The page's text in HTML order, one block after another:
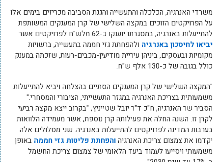
משרדי האנרגיה, הכלכלה והתעשייה והגנת הסביבה מכריזים בימים אלו
על הפרויקטים הזוכים במקצה השלישי של קרן המענקים המשותפת
להתייעלות באנרגיה, במסגרתו יוענקו כ-62 מלש"ח לפרויקטים אשר
יביאו לחיסכון באנרגיה ולהפחתת גזי חממה בתעשייה, ברשויות
מקומיות ובעסקים, ביניהן עיריית מודיעין-מכבים-רעות, שזכתה במענק
כולל בגובה של כ-130 אלף ש"ח.
"המקצה השלישי של קרן המענקים הסתיים בהצלחה ויביא להתייעלות
משמעותית בצריכת האנרגיה במגזר התעשייתי, הציבורי והמסחרי."
הסביר שר האנרגיה, ח"כ ד"ר יובל שטייניץ, "בקרוב ייצא מקצה רביעי
לקרן זו. השנה החלה את פעילותה קרן נוספת, אשר מעמידה הלוואות
בערבות המדינה לפרויקטים להתייעלות באנרגיה. שני מסלולים אלה
יקדמו את צמצום צריכת האנרגיהוהפחתת פליטות גזי חממה באופן
משמעותי ויסייעו לעמוד ביעד הלאומי של צמצום צריכת החשמל